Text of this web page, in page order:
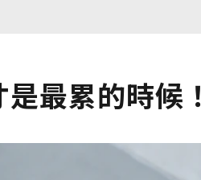
最累的時候！